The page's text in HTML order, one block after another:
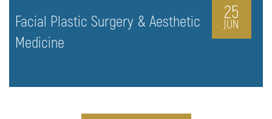
Facial Plastic Surgery & Aesthetic
Medicine
25
JUN